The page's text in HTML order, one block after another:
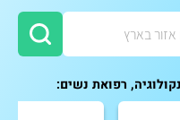
רפואת נשים: